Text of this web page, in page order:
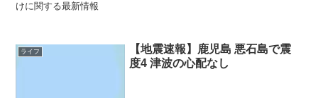
けに関する最新情報
ライフ
【地震速報】鹿児島 悪石島で震
度4 津波の心配なし